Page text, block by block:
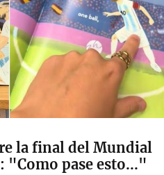
la final del Mundial
"Como pase esto..."